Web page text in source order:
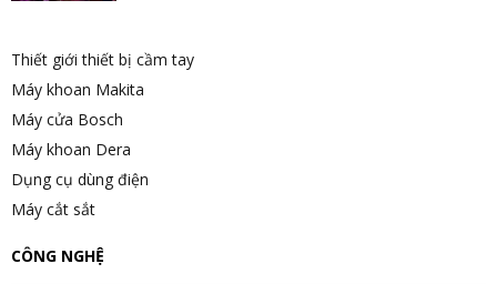
Thiết giới thiết bị cầm tay
Máy khoan Makita
Máy cửa Bosch
Máy khoan Dera
Dụng cụ dùng điện
Máy cắt sắt
CÔNG NGHỆ